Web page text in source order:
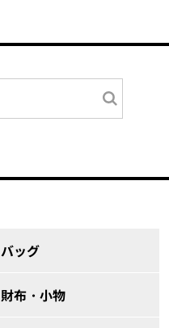
バッグ
財布・小物